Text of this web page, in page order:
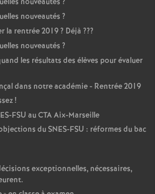
nouveautés ?
la rentrée 2019? Déjà ???
nouveautés ?
les résultats des élèves pour évaluer
dans notre académie - Rentrée 2019
!
FSU au CTA Aix-Marseille
du SNES-FSU : réformes du bac
exceptionnelles, nécessaires,